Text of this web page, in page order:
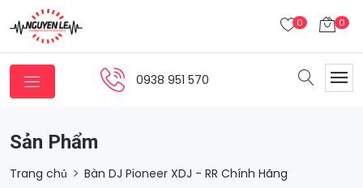
0 0
0938 951 570
Sản Phẩm
Trang chủ Bàn DJ Pioneer XDJ - RR Chính Hãng